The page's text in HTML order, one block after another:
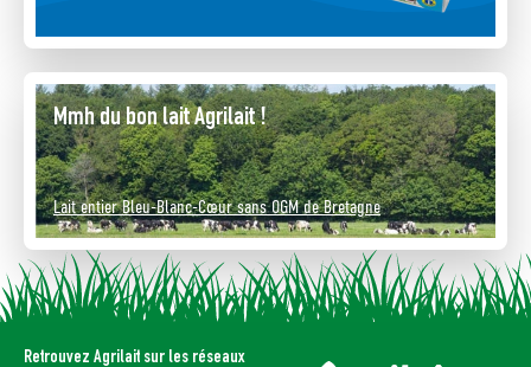
Mmh du bon lait Agrilait !
Lait entier Bleu-Blanc-Cœur sans OGM de Bretagne
Retrouvez Agrilait sur les réseaux